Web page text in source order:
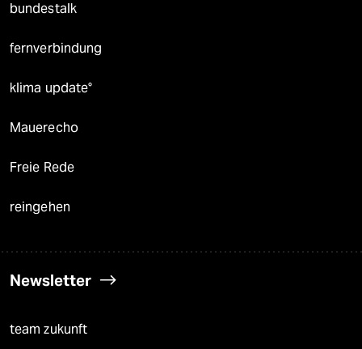
bundestalk
fernverbindung
klima update°
Mauerecho
Freie Rede
reingehen
Newsletter
team zukunft